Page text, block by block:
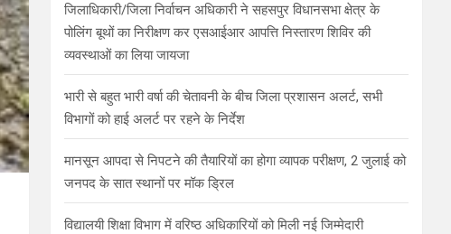
जिलाधिकारी/जिला निर्वाचन अधिकारी ने सहसपुर विधानसभा क्षेत्र के
पोलिंग बूथों का निरीक्षण कर एसआईआर आपत्ति निस्तारण शिविर की
व्यवस्थाओं का लिया जायजा
भारी से बहुत भारी वर्षा की चेतावनी के बीच जिला प्रशासन अलर्ट, सभी
विभागों को हाई अलर्ट पर रहने के निर्देश
मानसून आपदा से निपटने की तैयारियों का होगा व्यापक परीक्षण, 2 जुलाई को
जनपद के सात स्थानों पर मॉक ड्रिल
विद्यालयी शिक्षा विभाग में वरिष्ठ अधिकारियों को मिली नई जिम्मेदारी